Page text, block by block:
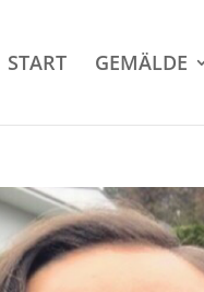
START GEMÄLDE